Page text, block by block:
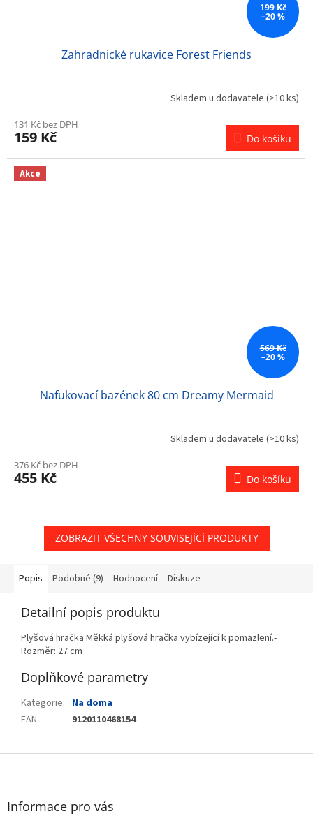
199 Kč
–20 %
Zahradnické rukavice Forest Friends
Skladem u dodavatele (>10 ks)
131 Kč bez DPH
159 Kč Do košíku
Akce
569 Kč
–20 %
Nafukovací bazének 80 cm Dreamy Mermaid
Skladem u dodavatele (>10 ks)
376 Kč bez DPH
455 Kč Do košíku
ZOBRAZIT VŠECHNY SOUVISEJÍCÍ PRODUKTY
Popis Podobné (9) Hodnocení Diskuze
Detailní popis produktu
Plyšová hračka Měkká plyšová hračka vybízející k pomazlení.-
Rozměr: 27 cm
Doplňkové parametry
Kategorie: Na doma
EAN: 9120110468154
Z
Informace pro vás